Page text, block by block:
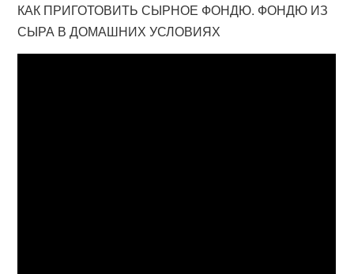
КАК ПРИГОТОВИТЬ СЫРНОЕ ФОНДЮ. ФОНДЮ ИЗ
СЫРА В ДОМАШНИХ УСЛОВИЯХ